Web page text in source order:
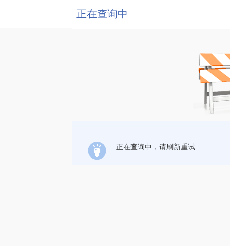
正在查询中
正在查询中，请刷新重试